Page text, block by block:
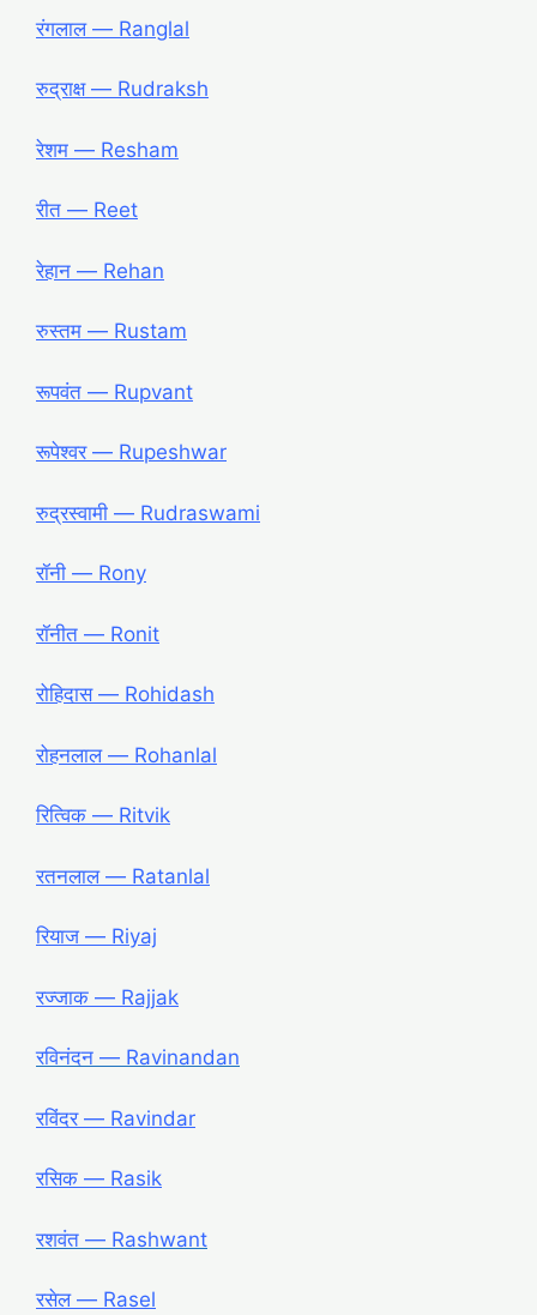
रंगलाल ― Ranglal
रुद्राक्ष ― Rudraksh
रेशम ― Resham
रीत ― Reet
रेहान ― Rehan
रुस्तम ― Rustam
रूपवंत ― Rupvant
रूपेश्वर ― Rupeshwar
रुद्रस्वामी ― Rudraswami
रॉनी ― Rony
रॉनीत ― Ronit
रोहिदास ― Rohidash
रोहनलाल ― Rohanlal
रित्विक ― Ritvik
रतनलाल ― Ratanlal
रियाज ― Riyaj
रज्जाक ― Rajjak
रविनंदन ― Ravinandan
रविंदर ― Ravindar
रसिक ― Rasik
रशवंत ― Rashwant
रसेल ― Rasel